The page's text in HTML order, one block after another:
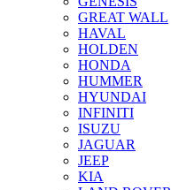
GREAT WALL
HAVAL
HOLDEN
HONDA
HUMMER
HYUNDAI
INFINITI
ISUZU
JAGUAR
JEEP
KIA